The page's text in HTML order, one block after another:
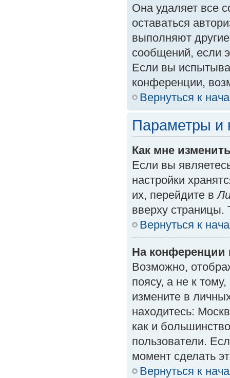
Она удаляет все
оставаться
выполняют
сообщений, если
Если вы
конференции,
Вернуться к
Параметры и
Как мне
Если вы
настройки
их, перейдите в
вверху страницы.
Вернуться к
На конференции
Возможно,
поясу, а не к
измените в
находитесь:
как и
пользователи.
момент сделать
Вернуться к